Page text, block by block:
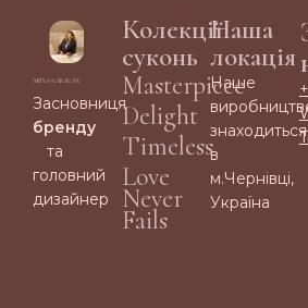
Колекції
суконь
Masterpiece
Delight
Timeless
Love
Never
Fails
Наша
локація
Наше
знаходиться
в
м.Чернівці,
Україна
Засновниця
бренду
та
головний
дизайнер